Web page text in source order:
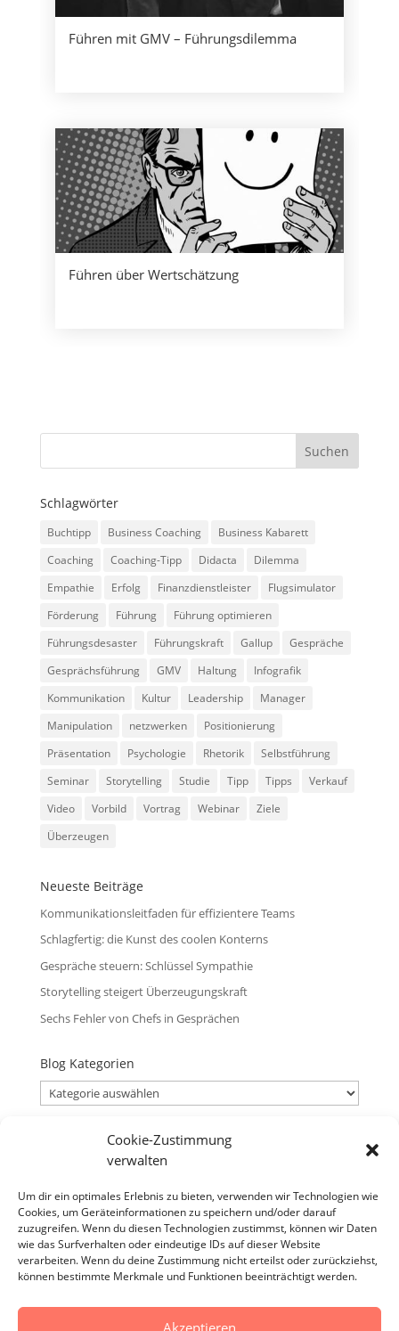
Cookie-Zustimmung
verwalten
Um dir ein optimales Erlebnis zu bieten, verwenden wir Technologien wie
Cookies, um Geräteinformationen zu speichern und/oder darauf
zuzugreifen. Wenn du diesen Technologien zustimmst, können wir Daten
wie das Surfverhalten oder eindeutige IDs auf dieser Website
verarbeiten. Wenn du deine Zustimmung nicht erteilst oder zurückziehst,
können bestimmte Merkmale und Funktionen beeinträchtigt werden.
Akzeptieren
Führen mit GMV – Führungsdilemma
Führen über Wertschätzung
Schlagwörter
Buchtipp Business Coaching
Business Kabarett
Coaching
Coaching-Tipp Didacta
Dilemma
Empathie
Erfolg Finanzdienstleister
Flugsimulator
Förderung
Führung
Führung optimieren
Führungsdesaster
Führungskraft Gallup
Gespräche
Gesprächsführung
GMV Haltung
Infografik
Kommunikation
Kultur Leadership
Manager
Manipulation
netzwerken
Positionierung
Präsentation
Psychologie Rhetorik
Selbstführung
Seminar
Storytelling Studie Tipp Tipps
Verkauf
Video
Vorbild Vortrag Webinar
Ziele
Überzeugen
Neueste Beiträge
Kommunikationsleitfaden für effizientere Teams
Schlagfertig: die Kunst des coolen Konterns
Gespräche steuern: Schlüssel Sympathie
Storytelling steigert Überzeugungskraft
Sechs Fehler von Chefs in Gesprächen
Blog Kategorien
Blog
Kategorien
Verantwortlicher
Verantwortlicher i.S.d. § 18 Abs. 2 MStV:
Jürgen Zirbik, Eichenweg 53, 96149 Breitengüßbach